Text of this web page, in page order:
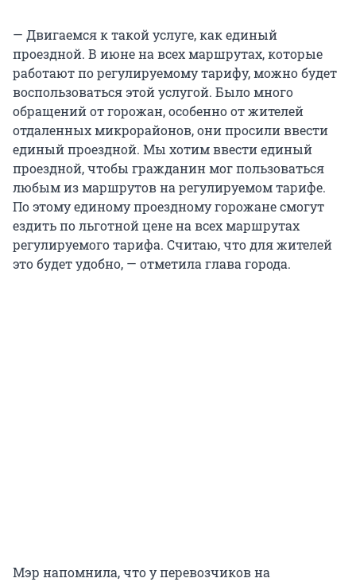
— Двигаемся к такой услуге, как единый
проездной. В июне на всех маршрутах, которые
работают по регулируемому тарифу, можно будет
воспользоваться этой услугой. Было много
обращений от горожан, особенно от жителей
отдаленных микрорайонов, они просили ввести
единый проездной. Мы хотим ввести единый
проездной, чтобы гражданин мог пользоваться
любым из маршрутов на регулируемом тарифе.
По этому единому проездному горожане смогут
ездить по льготной цене на всех маршрутах
регулируемого тарифа. Считаю, что для жителей
это будет удобно, — отметила глава города.
Мэр напомнила, что у перевозчиков на